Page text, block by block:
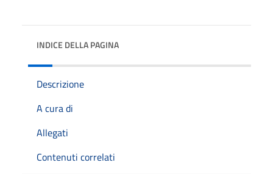
INDICE DELLA PAGINA
Descrizione
A cura di
Allegati
Contenuti correlati